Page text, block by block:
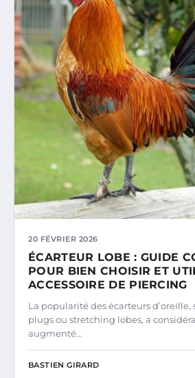
20 FÉVRIER 2026
ÉCARTEUR LOBE : GUIDE
POUR BIEN CHOISIR ET
ACCESSOIRE DE PIERCING
La popularité des écarteurs d’oreille,
plugs ou stretching lobes, a
augmenté…
BASTIEN GIRARD